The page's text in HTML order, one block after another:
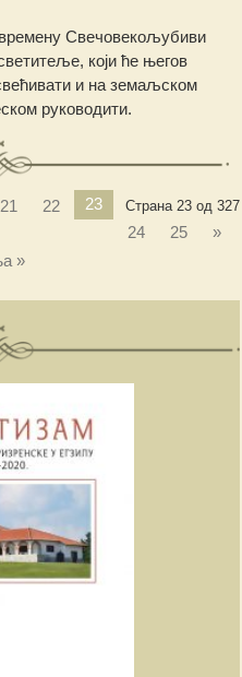
Свечовекољубиви
који ће његов
и на земаљском
руководити.
Страна 23 од 327
21 22
23
24
25
»
»